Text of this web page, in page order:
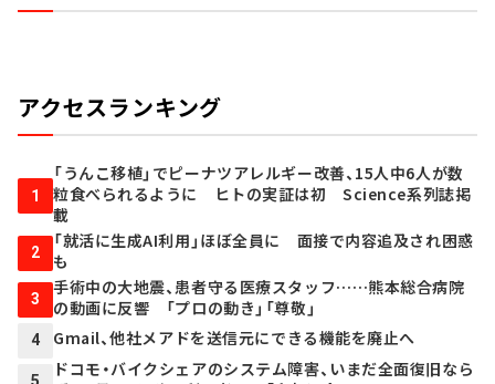
アクセスランキング
1
「うんこ移植」でピーナツアレルギー改善、15人中6人が数
粒食べられるように ヒトの実証は初 Science系列誌掲
載
2
「就活に生成AI利用」ほぼ全員に 面接で内容追及され困惑
も
3
手術中の大地震、患者守る医療スタッフ……熊本総合病院
の動画に反響 「プロの動き」「尊敬」
4 Gmail、他社メアドを送信元にできる機能を廃止へ
ドコモ・バイクシェアのシステム障害、いまだ全面復旧なら